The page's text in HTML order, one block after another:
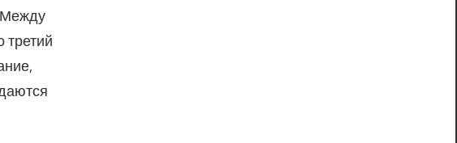
Между